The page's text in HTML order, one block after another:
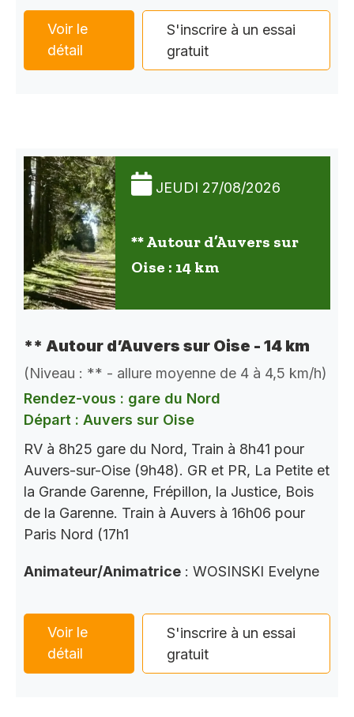
Voir le
détail
S'inscrire à un essai
gratuit
JEUDI 27/08/2026
** Autour d’Auvers sur
Oise : 14 km
** Autour d’Auvers sur Oise - 14 km
(Niveau : ** - allure moyenne de 4 à 4,5 km/h)
Rendez-vous : gare du Nord
Départ : Auvers sur Oise
RV à 8h25 gare du Nord, Train à 8h41 pour
Auvers-sur-Oise (9h48). GR et PR, La Petite et
la Grande Garenne, Frépillon, la Justice, Bois
de la Garenne. Train à Auvers à 16h06 pour
Paris Nord (17h1
Animateur/Animatrice : WOSINSKI Evelyne
Voir le
détail
S'inscrire à un essai
gratuit